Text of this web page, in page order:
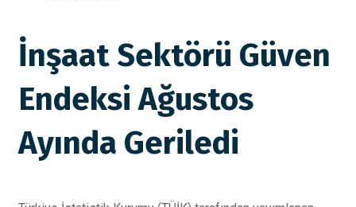
İnşaat Sektörü Güven
Endeksi Ağustos
Ayında Geriledi